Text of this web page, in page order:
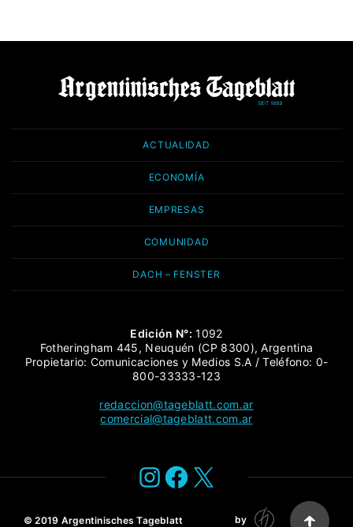
ACTUALIDAD
ECONOMÍA
EMPRESAS
COMUNIDAD
DACH – FENSTER
Edición N°: 1092
Fotheringham 445, Neuquén (CP 8300), Argentina
Propietario: Comunicaciones y Medios S.A / Teléfono: 0-
800-33333-123
redaccion@tageblatt.com.ar
comercial@tageblatt.com.ar
Instagram
Facebook
X
© 2019 Argentinisches Tageblatt by